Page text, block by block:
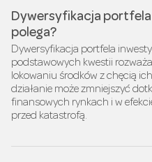
Dywersyfikacja
polega?
Dywersyfikacja portfela
podstawowych kwestii
lokowaniu środków z chęcią
działanie może zmniejszyć
finansowych rynkach i w
przed katastrofą.